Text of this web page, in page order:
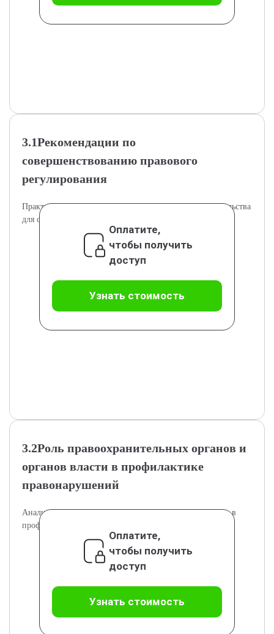
3.1Рекомендации по
совершенствованию правового
регулирования
Практические рекомендации по улучшению законодательства
для снижения правонарушений.
Оплатите,
чтобы получить
доступ
Узнать стоимость
3.2Роль правоохранительных органов и
органов власти в профилактике
правонарушений
Анализ участия правоохранительных структур и власти в
профилактике правонарушений.
Оплатите,
чтобы получить
доступ
Узнать стоимость